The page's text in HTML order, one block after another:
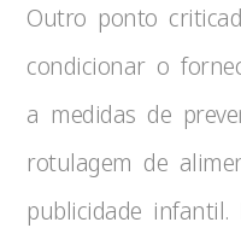
Outro ponto
condicionar o
a medidas de
rotulagem de
publicidade